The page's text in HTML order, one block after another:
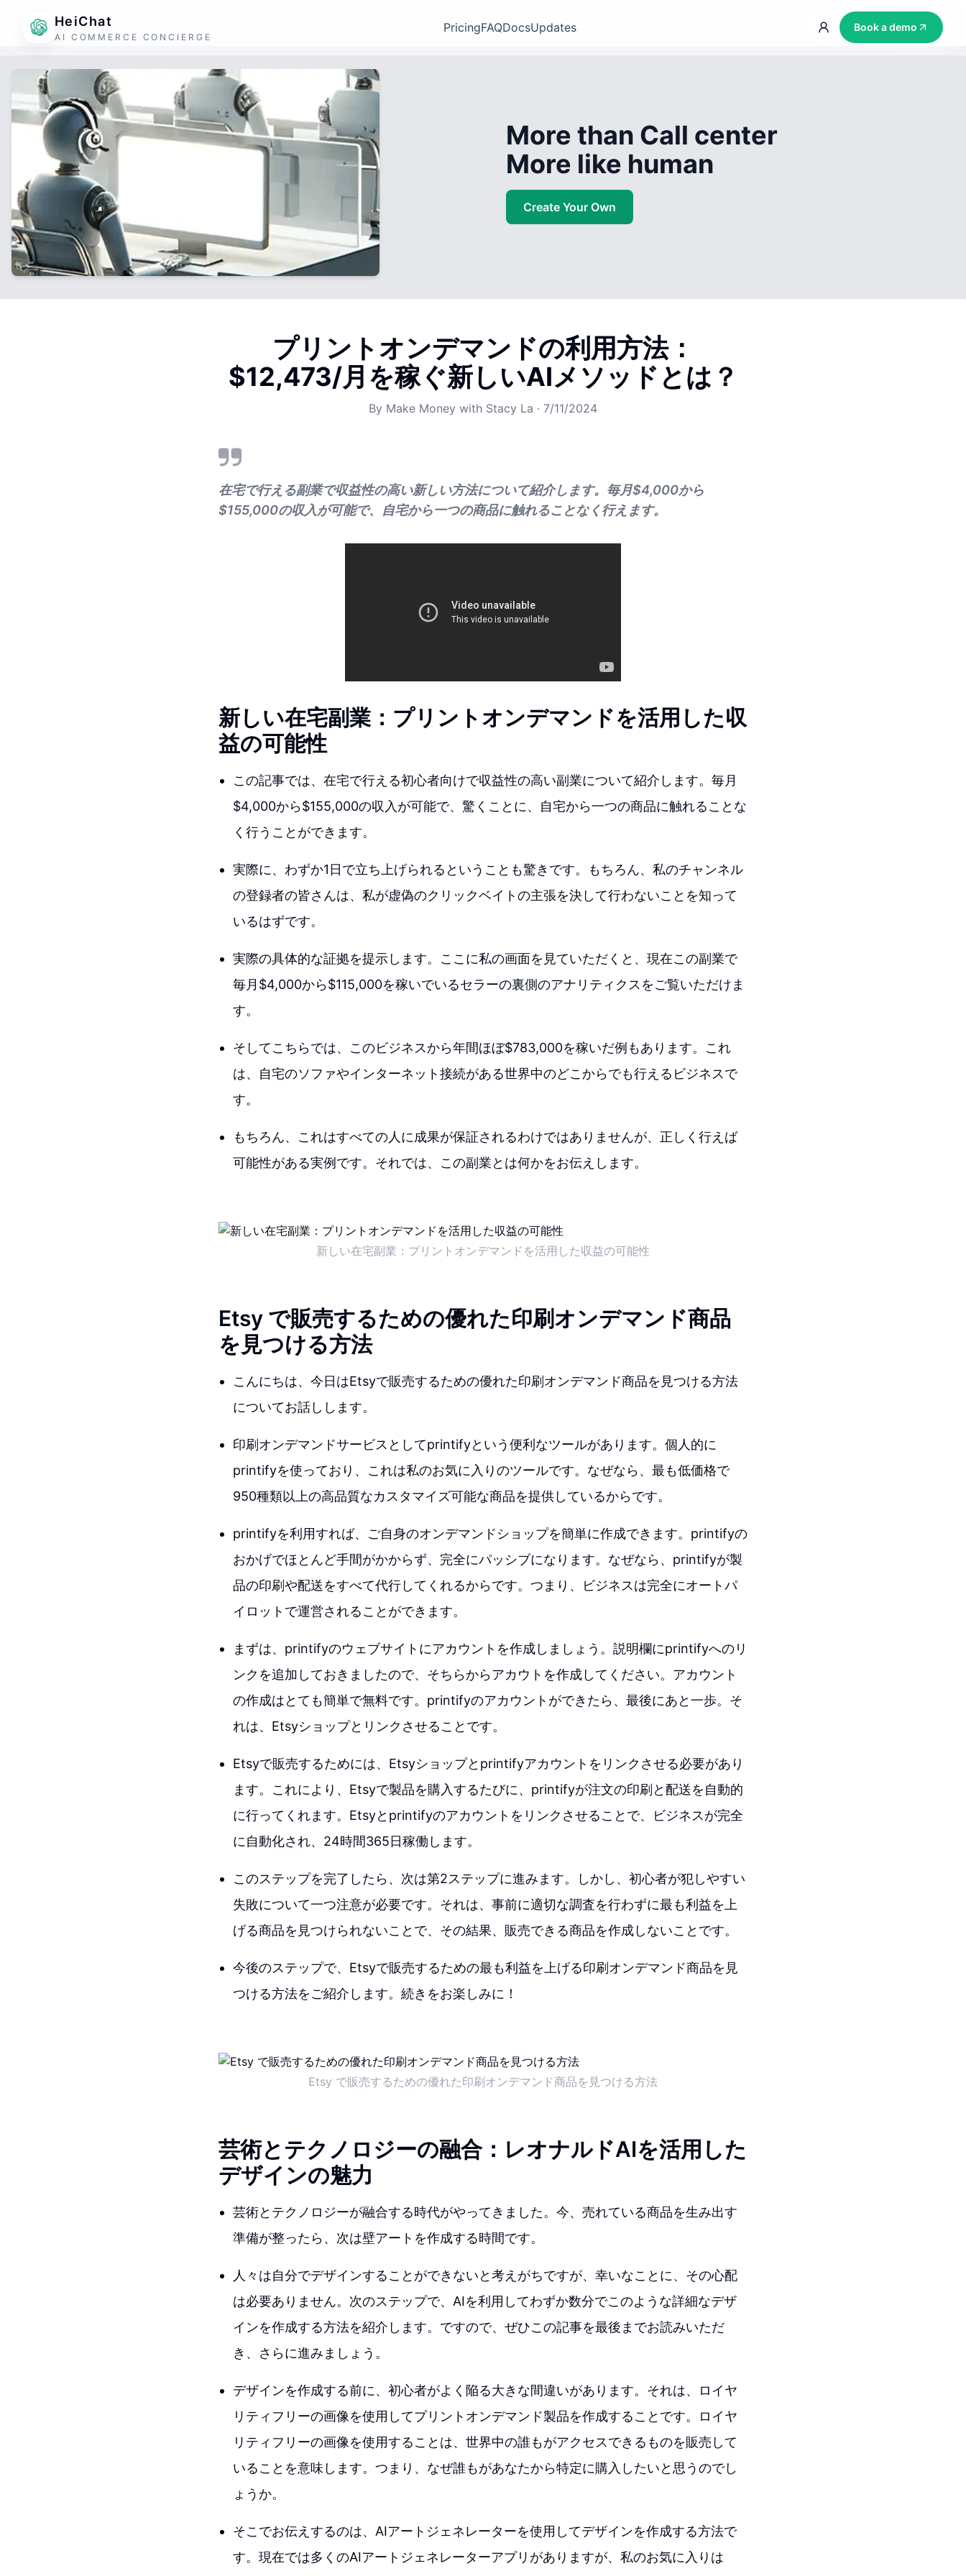
HeiChat
AI COMMERCE CONCIERGE
PricingFAQDocsUpdates Book a demo
More than Call center
More like human
Create Your Own
プリントオンデマンドの利用方法：
$12,473/月を稼ぐ新しいAIメソッドとは？
By Make Money with Stacy La · 7/11/2024
在宅で行える副業で収益性の高い新しい方法について紹介します。毎月$4,000から
$155,000の収入が可能で、自宅から一つの商品に触れることなく行えます。
新しい在宅副業：プリントオンデマンドを活用した収
益の可能性
この記事では、在宅で行える初心者向けで収益性の高い副業について紹介します。毎月
$4,000から$155,000の収入が可能で、驚くことに、自宅から一つの商品に触れることな
く行うことができます。
実際に、わずか1日で立ち上げられるということも驚きです。もちろん、私のチャンネル
の登録者の皆さんは、私が虚偽のクリックベイトの主張を決して行わないことを知って
いるはずです。
実際の具体的な証拠を提示します。ここに私の画面を見ていただくと、現在この副業で
毎月$4,000から$115,000を稼いでいるセラーの裏側のアナリティクスをご覧いただけま
す。
そしてこちらでは、このビジネスから年間ほぼ$783,000を稼いだ例もあります。これ
は、自宅のソファやインターネット接続がある世界中のどこからでも行えるビジネスで
す。
もちろん、これはすべての人に成果が保証されるわけではありませんが、正しく行えば
可能性がある実例です。それでは、この副業とは何かをお伝えします。
新しい在宅副業：プリントオンデマンドを活用した収益の可能性
Etsy で販売するための優れた印刷オンデマンド商品
を見つける方法
こんにちは、今日はEtsyで販売するための優れた印刷オンデマンド商品を見つける方法
についてお話しします。
印刷オンデマンドサービスとしてprintifyという便利なツールがあります。個人的に
printifyを使っており、これは私のお気に入りのツールです。なぜなら、最も低価格で
950種類以上の高品質なカスタマイズ可能な商品を提供しているからです。
printifyを利用すれば、ご自身のオンデマンドショップを簡単に作成できます。printifyの
おかげでほとんど手間がかからず、完全にパッシブになります。なぜなら、printifyが製
品の印刷や配送をすべて代行してくれるからです。つまり、ビジネスは完全にオートパ
イロットで運営されることができます。
まずは、printifyのウェブサイトにアカウントを作成しましょう。説明欄にprintifyへのリ
ンクを追加しておきましたので、そちらからアカウトを作成してください。アカウント
の作成はとても簡単で無料です。printifyのアカウントができたら、最後にあと一歩。そ
れは、Etsyショップとリンクさせることです。
Etsyで販売するためには、Etsyショップとprintifyアカウントをリンクさせる必要があり
ます。これにより、Etsyで製品を購入するたびに、printifyが注文の印刷と配送を自動的
に行ってくれます。Etsyとprintifyのアカウントをリンクさせることで、ビジネスが完全
に自動化され、24時間365日稼働します。
このステップを完了したら、次は第2ステップに進みます。しかし、初心者が犯しやすい
失敗について一つ注意が必要です。それは、事前に適切な調査を行わずに最も利益を上
げる商品を見つけられないことで、その結果、販売できる商品を作成しないことです。
今後のステップで、Etsyで販売するための最も利益を上げる印刷オンデマンド商品を見
つける方法をご紹介します。続きをお楽しみに！
Etsy で販売するための優れた印刷オンデマンド商品を見つける方法
芸術とテクノロジーの融合：レオナルドAIを活用した
デザインの魅力
芸術とテクノロジーが融合する時代がやってきました。今、売れている商品を生み出す
準備が整ったら、次は壁アートを作成する時間です。
人々は自分でデザインすることができないと考えがちですが、幸いなことに、その心配
は必要ありません。次のステップで、AIを利用してわずか数分でこのような詳細なデザ
インを作成する方法を紹介します。ですので、ぜひこの記事を最後までお読みいただ
き、さらに進みましょう。
デザインを作成する前に、初心者がよく陥る大きな間違いがあります。それは、ロイヤ
リティフリーの画像を使用してプリントオンデマンド製品を作成することです。ロイヤ
リティフリーの画像を使用することは、世界中の誰もがアクセスできるものを販売して
いることを意味します。つまり、なぜ誰もがあなたから特定に購入したいと思うのでし
ょうか。
そこでお伝えするのは、AIアートジェネレーターを使用してデザインを作成する方法で
す。現在では多くのAIアートジェネレーターアプリがありますが、私のお気に入りは